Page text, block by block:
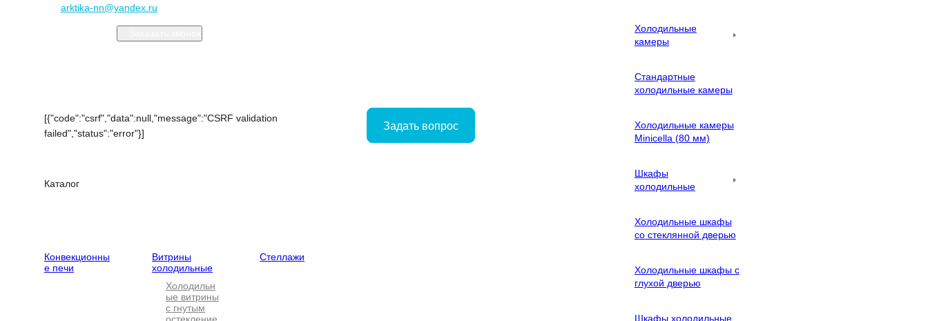
arktika-nn@yandex.ru
[{"code":"csrf","data":null,"message":"CSRF validation
failed","status":"error"}]
Задать вопрос
Каталог
Конвекционны
е печи
Витрины
холодильные
Холодильн
ые витрины
с гнутым
Стеллажи
Холодильные
камеры
Стандартные
холодильные камеры
Холодильные камеры
Minicella (80 мм)
Шкафы
холодильные
Холодильные шкафы
со стеклянной дверью
Холодильные шкафы с
глухой дверью
Шкафы холодильные